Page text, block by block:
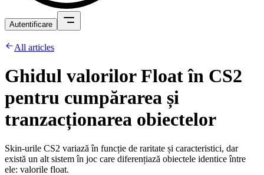
Autentificare
All articles
Ghidul valorilor Float în CS2
pentru cumpărarea și
tranzacționarea obiectelor
Skin-urile CS2 variază în funcție de raritate și caracteristici, dar
există un alt sistem în joc care diferențiază obiectele identice între
ele: valorile float.